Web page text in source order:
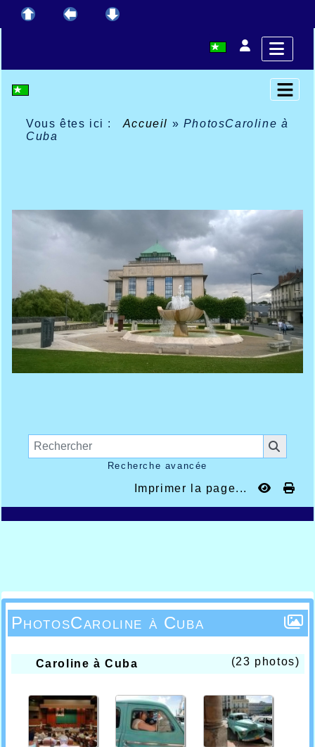
Vous êtes ici : Accueil » PhotosCaroline à
Cuba
Recherche avancée
Imprimer la page...
PhotosCaroline à Cuba
Caroline à Cuba (23 photos)